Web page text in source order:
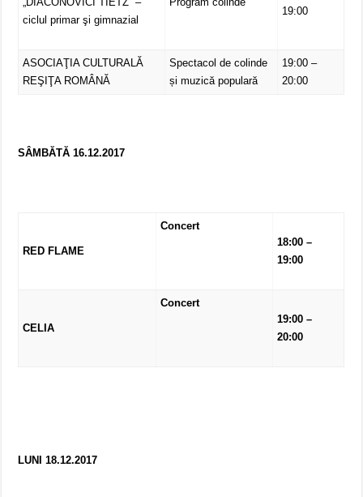
ciclul primar şi gimnazial
19:00
ASOCIAŢIA CULTURALĂ
REŞIŢA ROMÂNĂ
Spectacol de colinde
și muzică populară
19:00 –
20:00
SÂMBĂTĂ 16.12.2017
RED FLAME
Concert
18:00 –
19:00
CELIA
Concert
19:00 –
20:00
LUNI 18.12.2017